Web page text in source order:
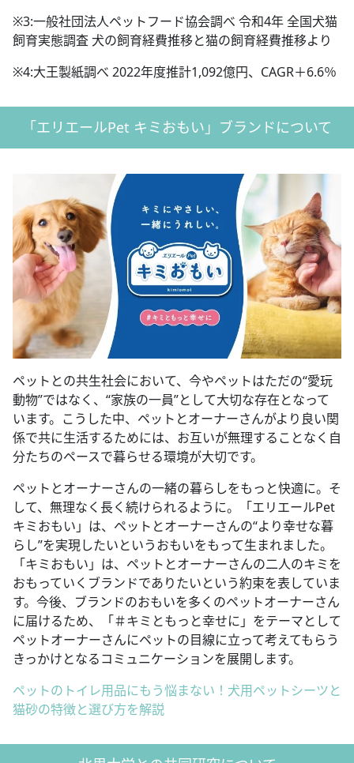
※3:一般社団法人ペットフード協会調べ 令和4年 全国犬猫
飼育実態調査 犬の飼育経費推移と猫の飼育経費推移より
※4:大王製紙調べ 2022年度推計1,092億円、CAGR＋6.6％
「エリエールPet キミおもい」ブランドについて
ペットとの共生社会において、今やペットはただの“愛玩
動物”ではなく、“家族の一員”として大切な存在となって
います。こうした中、ペットとオーナーさんがより良い関
係で共に生活するためには、お互いが無理することなく自
分たちのペースで暮らせる環境が大切です。
ペットとオーナーさんの一緒の暮らしをもっと快適に。そ
して、無理なく長く続けられるように。「エリエールPet
キミおもい」は、ペットとオーナーさんの“より幸せな暮
らし”を実現したいというおもいをもって生まれました。
「キミおもい」は、ペットとオーナーさんの二人のキミを
おもっていくブランドでありたいという約束を表していま
す。今後、ブランドのおもいを多くのペットオーナーさん
に届けるため、「＃キミともっと幸せに」をテーマとして
ペットオーナーさんにペットの目線に立って考えてもらう
きっかけとなるコミュニケーションを展開します。
ペットのトイレ用品にもう悩まない！犬用ペットシーツと
猫砂の特徴と選び方を解説